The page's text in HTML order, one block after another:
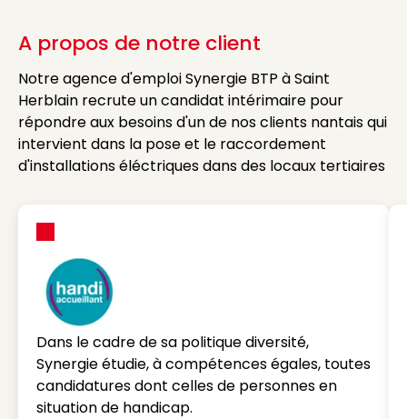
A propos de notre client
Notre agence d'emploi Synergie BTP à Saint
Herblain recrute un candidat intérimaire pour
répondre aux besoins d'un de nos clients nantais qui
intervient dans la pose et le raccordement
d'installations éléctriques dans des locaux tertiaires
Dans le cadre de sa politique diversité,
Synergie étudie, à compétences égales, toutes
candidatures dont celles de personnes en
situation de handicap.